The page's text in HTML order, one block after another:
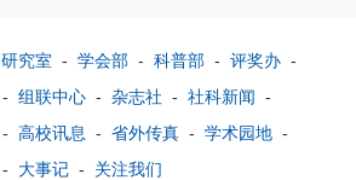
研究室 - 学会部 - 科普部 - 评奖办 -
- 组联中心 - 杂志社 - 社科新闻 -
- 高校讯息 - 省外传真 - 学术园地 -
- 大事记 - 关注我们